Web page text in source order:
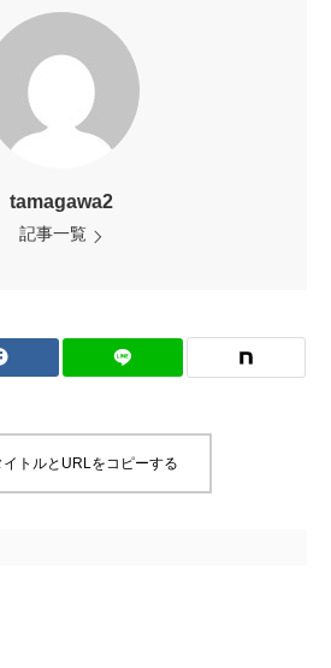
tamagawa2
記事一覧
イトルとURLをコピーする